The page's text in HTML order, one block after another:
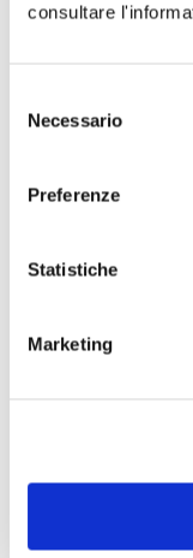
consultare
delNecessario
Preferenze
Statistiche
Marketing
Emendamento
che venga
un completo ed
condizione di
Ue, UE,
‘Farm to
Difendere il Made
to Fork” della